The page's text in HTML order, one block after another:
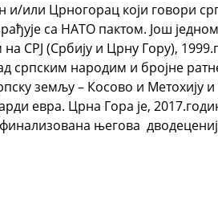
и/или Црногорац који говори
са НАТО пактом. Још
СРЈ (Србију и Црну Гору),
српским народим и бројне
земљу – Косово и Метохију
евра. Црна Гора је,
његова